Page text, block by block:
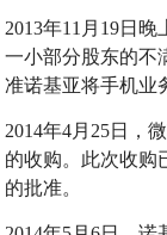
2013年11月19日
一小部分股东的不
准诺基亚将手机业
2014年4月25日，
的收购。此次收购
的批准。